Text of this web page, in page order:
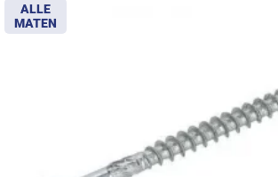
ALLE
MATEN